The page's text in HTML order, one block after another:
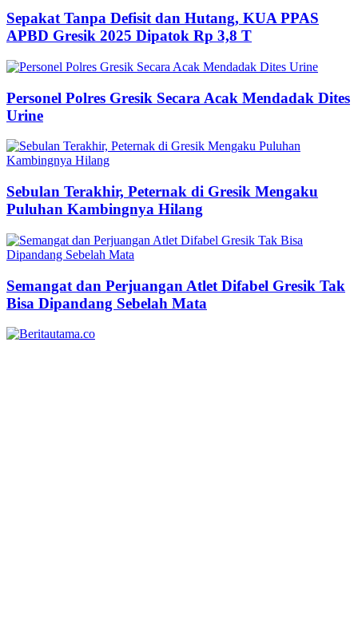
Sepakat Tanpa Defisit dan Hutang, KUA PPAS
APBD Gresik 2025 Dipatok Rp 3,8 T
Personel Polres Gresik Secara Acak Mendadak Dites
Urine
Sebulan Terakhir, Peternak di Gresik Mengaku
Puluhan Kambingnya Hilang
Semangat dan Perjuangan Atlet Difabel Gresik Tak
Bisa Dipandang Sebelah Mata